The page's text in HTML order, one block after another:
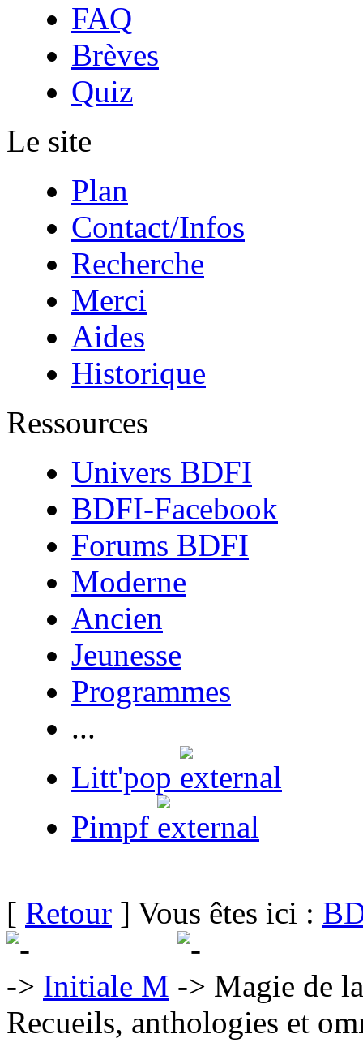
FAQ
Brèves
Quiz
Le site
Plan
Contact/Infos
Recherche
Merci
Aides
Historique
Ressources
Univers BDFI
BDFI-Facebook
Forums BDFI
Moderne
Ancien
Jeunesse
Programmes
...
Litt'pop
Pimpf
[ Retour ] Vous êtes ici :
Initiale M
Magie de
Recueils, anthologies et